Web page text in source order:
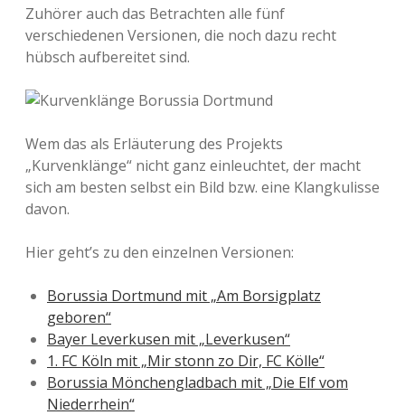
Zuhörer auch das Betrachten alle fünf
verschiedenen Versionen, die noch dazu recht
hübsch aufbereitet sind.
Wem das als Erläuterung des Projekts
„Kurvenklänge“ nicht ganz einleuchtet, der macht
sich am besten selbst ein Bild bzw. eine Klangkulisse
davon.
Hier geht’s zu den einzelnen Versionen:
Borussia Dortmund mit „Am Borsigplatz
geboren“
Bayer Leverkusen mit „Leverkusen“
1. FC Köln mit „Mir stonn zo Dir, FC Kölle“
Borussia Mönchengladbach mit „Die Elf vom
Niederrhein“